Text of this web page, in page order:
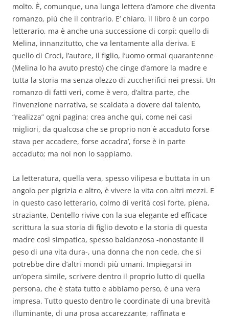
molto. È, comunque, una lunga lettera d’amore che diventa
romanzo, più che il contrario. E’ chiaro, il libro è un corpo
letterario, ma è anche una successione di corpi: quello di
Melina, innanzitutto, che va lentamente alla deriva. E
quello di Croci, l’autore, il figlio, l’uomo ormai quarantenne
(Melina lo ha avuto presto) che cinge d’amore la madre e
tutta la storia ma senza olezzo di zuccherifici nei pressi. Un
romanzo di fatti veri, come è vero, d’altra parte, che
l’invenzione narrativa, se scaldata a dovere dal talento,
“realizza” ogni pagina; crea anche qui, come nei casi
migliori, da qualcosa che se proprio non è accaduto forse
stava per accadere, forse accadra’, forse è in parte
accaduto; ma noi non lo sappiamo.
La letteratura, quella vera, spesso vilipesa e buttata in un
angolo per pigrizia e altro, è vivere la vita con altri mezzi. E
in questo caso letterario, colmo di verità così forte, piena,
straziante, Dentello rivive con la sua elegante ed efficace
scrittura la sua storia di figlio devoto e la storia di questa
madre così simpatica, spesso baldanzosa -nonostante il
peso di una vita dura-, una donna che non cede, che si
potrebbe dire d’altri mondi più umani. Impiegarsi in
un’opera simile, scrivere dentro il proprio lutto di quella
persona, che è stata tutto e abbiamo perso, è una vera
impresa. Tutto questo dentro le coordinate di una brevità
illuminante, di una prosa accarezzante, raffinata e